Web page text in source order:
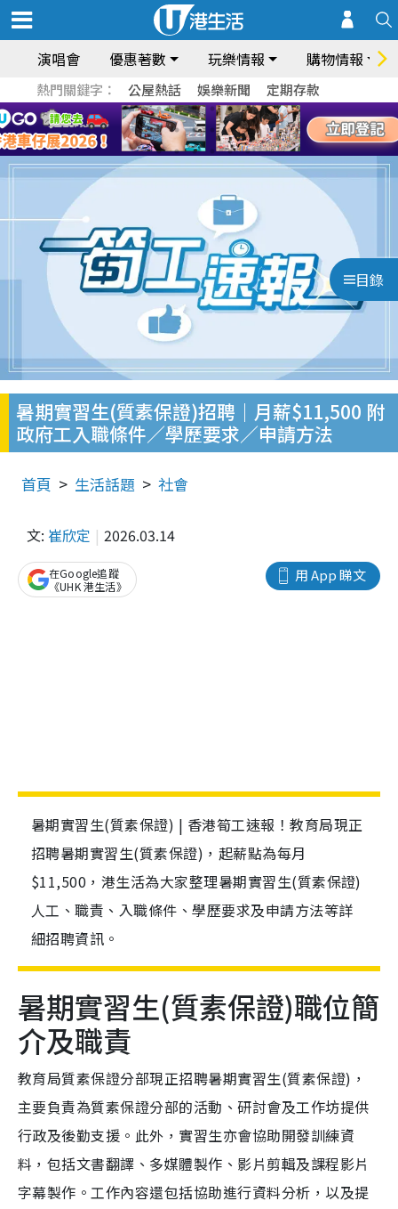
演唱會 優惠著數 玩樂情報 購物情報
熱門關鍵字： 公屋熱話 娛樂新聞 定期存款
目錄
暑期實習生(質素保證)招聘｜月薪$11,500 附
政府工入職條件／學歷要求／申請方法
首頁 生活話題 社會
文: 崔欣定 2026.03.14
用 App 睇文
在Google追蹤
《UHK 港生活》
暑期實習生(質素保證) | 香港筍工速報！教育局現正
招聘暑期實習生(質素保證)，起薪點為每月
$11,500，港生活為大家整理暑期實習生(質素保證)
人工、職責、入職條件、學歷要求及申請方法等詳
細招聘資訊。
暑期實習生(質素保證)職位簡
介及職責
教育局質素保證分部現正招聘暑期實習生(質素保證)，
主要負責為質素保證分部的活動、研討會及工作坊提供
行政及後勤支援。此外，實習生亦會協助開發訓練資
料，包括文書翻譯、多媒體製作、影片剪輯及課程影片
字幕製作。工作內容還包括協助進行資料分析，以及提